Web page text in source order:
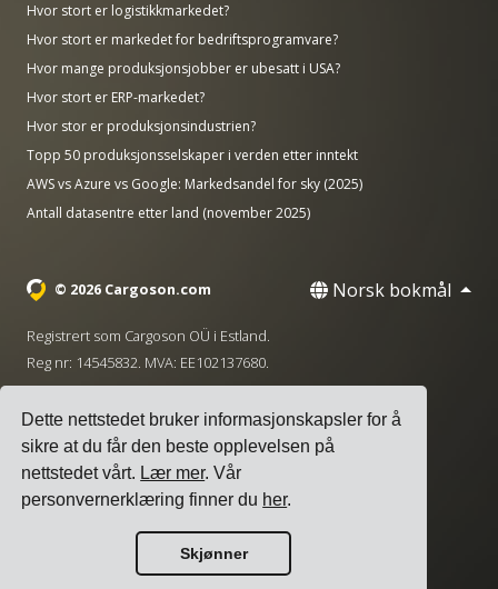
Dette nettstedet bruker informasjonskapsler for å
sikre at du får den beste opplevelsen på
nettstedet vårt. Lær mer. Vår
personvernerklæring finner du her.
Skjønner
Hvor stort er logistikkmarkedet?
Hvor stort er markedet for bedriftsprogramvare?
Hvor mange produksjonsjobber er ubesatt i USA?
Hvor stort er ERP-markedet?
Hvor stor er produksjonsindustrien?
Topp 50 produksjonsselskaper i verden etter inntekt
AWS vs Azure vs Google: Markedsandel for sky (2025)
Antall datasentre etter land (november 2025)
© 2026 Cargoson.com Norsk bokmål
Registrert som Cargoson OÜ i Estland.
Reg nr: 14545832. MVA: EE102137680.
+372 5555 0028 · hello@cargoson.com
Vilkår for tjenesten|Personvernregler
Informasjonskapselpolicy